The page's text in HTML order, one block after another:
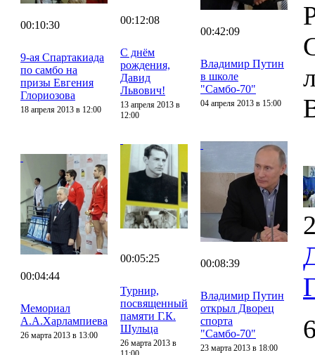
00:10:30
9-ая Спартакиада
по самбо на
призы Евгения
Глориозова
18 апреля 2013 в 12:00
00:12:08
С днём
рождения,
Давид
Львович!
13 апреля 2013 в
12:00
00:42:09
Владимир Путин
в школе
"Самбо-70"
04 апреля 2013 в 15:00
00:04:44
Мемориал
А.А.Харлампиева
26 марта 2013 в 13:00
00:05:25
Турнир,
посвященный
памяти Г.К.
Шульца
26 марта 2013 в
00:08:39
Владимир Путин
открыл Дворец
спорта
"Самбо-70"
23 марта 2013 в 18:00